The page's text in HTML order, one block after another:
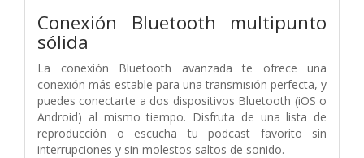
Conexión Bluetooth multipunto
sólida
La conexión Bluetooth avanzada te ofrece una
conexión más estable para una transmisión perfecta, y
puedes conectarte a dos dispositivos Bluetooth (iOS o
Android) al mismo tiempo. Disfruta de una lista de
reproducción o escucha tu podcast favorito sin
interrupciones y sin molestos saltos de sonido.